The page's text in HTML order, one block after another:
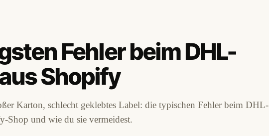
Fehler beim DHL-
Shopify
Karton, schlecht geklebtes Label: die typischen Fehler beim DHL-
Shop und wie du sie vermeidest.